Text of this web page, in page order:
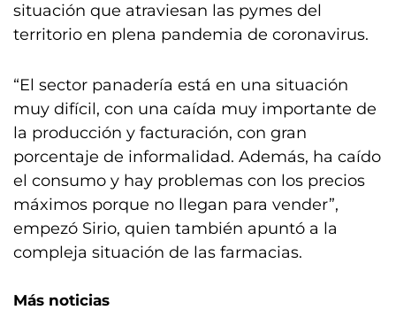
situación que atraviesan las pymes del
territorio en plena pandemia de coronavirus.
“El sector panadería está en una situación
muy difícil, con una caída muy importante de
la producción y facturación, con gran
porcentaje de informalidad. Además, ha caído
el consumo y hay problemas con los precios
máximos porque no llegan para vender”,
empezó Sirio, quien también apuntó a la
compleja situación de las farmacias.
Más noticias